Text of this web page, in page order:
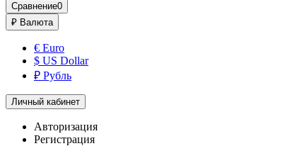
Сравнение0
₽ Валюта
€ Euro
$ US Dollar
₽ Рубль
Личный кабинет
Авторизация
Регистрация